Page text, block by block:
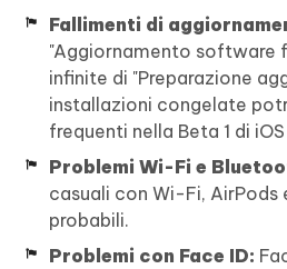
Fallimenti di
"Aggiornamento software
infinite di "Preparazione
installazioni congelate
frequenti nella Beta 1 di
Problemi Wi-Fi e
casuali con Wi-Fi, AirPods
probabili.
Problemi con Face ID: